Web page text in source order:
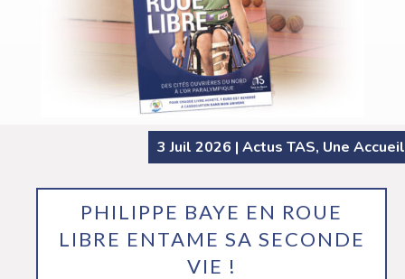
PHILIPPE BAYE EN ROUE
LIBRE ENTAME SA SECONDE
VIE !
3 Juil 2026 | Actus TAS, Une Accueil